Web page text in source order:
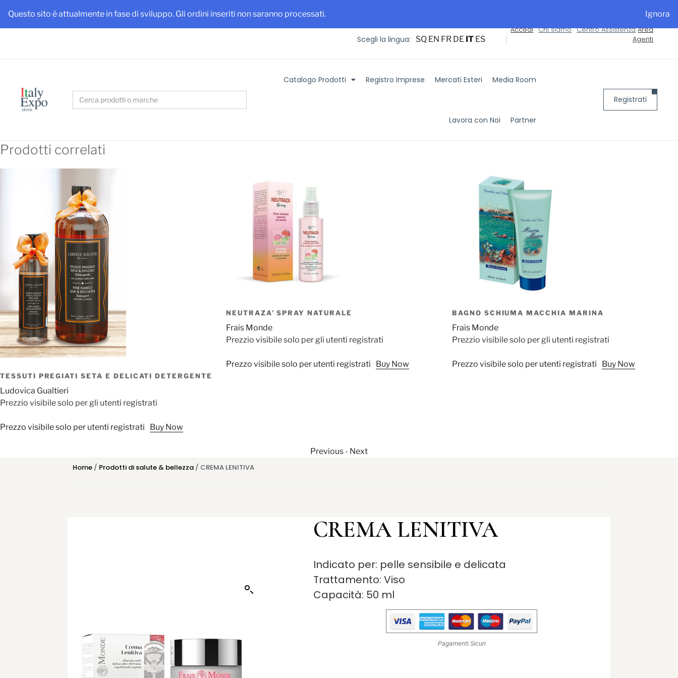
Questo sito é attualmente in fase di sviluppo. Gli ordini inseriti non saranno processati. Ignora
Ottieni maggiore visibilità per la tua azienda e i tuoi prodotti
Scegli la lingua: SQ EN FR DE IT ES
Accedi Chi siamo Centro Assistenza Area
Agenti
Search
for:
Catalogo Prodotti Registro Imprese Mercati Esteri Media Room
Lavora con Noi Partner
Registrati
Prodotti correlati
TESSUTI PREGIATI SETA E DELICATI DETERGENTE
Ludovica Gualtieri
Prezzio visibile solo per gli utenti registrati
Prezzo visibile solo per utenti registrati Buy Now
NEUTRAZA’ SPRAY NATURALE
Frais Monde
Prezzio visibile solo per gli utenti registrati
Prezzo visibile solo per utenti registrati Buy Now
BAGNO SCHIUMA MACCHIA MARINA
Frais Monde
Prezzio visibile solo per gli utenti registrati
Prezzo visibile solo per utenti registrati Buy Now
Previous - Next
Home / Prodotti di salute & bellezza / CREMA LENITIVA
CREMA LENITIVA
Indicato per: pelle sensibile e delicata
Trattamento: Viso
Capacità: 50 ml
Pagamenti Sicuri